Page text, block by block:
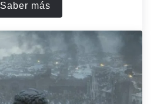
Saber más¿Qué razas existen en el